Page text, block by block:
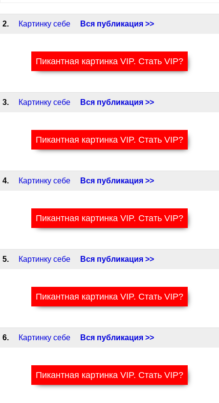
2. Картинку себе Вся публикация >>
Пикантная картинка VIP. Стать VIP?
3. Картинку себе Вся публикация >>
Пикантная картинка VIP. Стать VIP?
4. Картинку себе Вся публикация >>
Пикантная картинка VIP. Стать VIP?
5. Картинку себе Вся публикация >>
Пикантная картинка VIP. Стать VIP?
6. Картинку себе Вся публикация >>
Пикантная картинка VIP. Стать VIP?